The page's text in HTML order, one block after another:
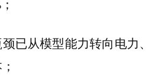
已从模型能力转向电力、